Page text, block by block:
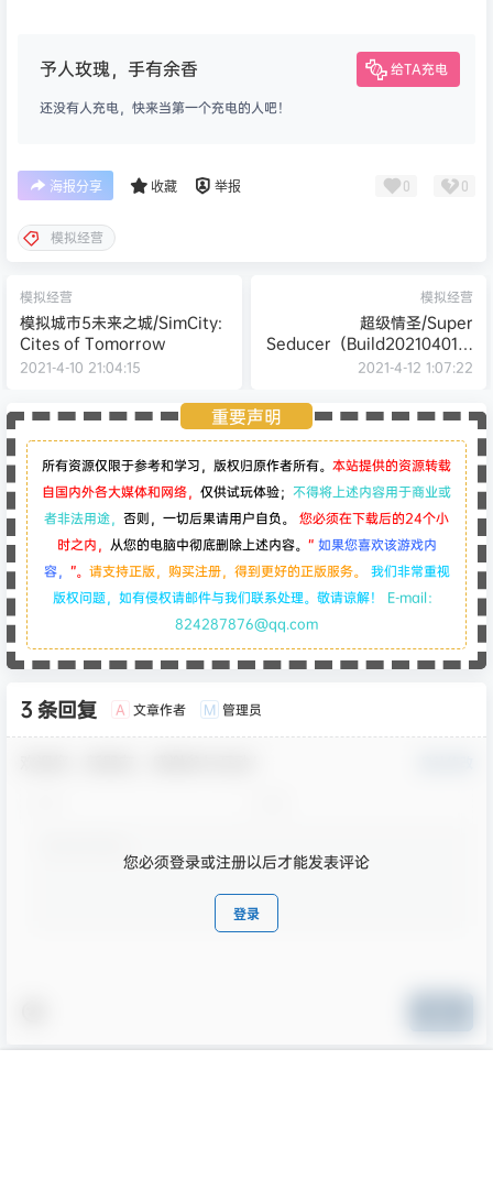
予人玫瑰，手有余香 给TA充电
还没有人充电，快来当第一个充电的人吧！
海报分享 收藏 举报 0 0
模拟经营
模拟经营
模拟城市5未来之城/SimCity:
Cites of Tomorrow
2021-4-10 21:04:15
模拟经营
超级情圣/Super
Seducer（Build20210401支
持者版）
2021-4-12 1:07:22
重要声明
所有资源仅限于参考和学习，版权归原作者所有。 本站提供的资源转载
自国内外各大媒体和网络， 仅供试玩体验； 不得将上述内容用于商业或
者非法用途， 否则，一切后果请用户自负。
您必须在下载后的24个小
时之内， 从您的电脑中彻底删除上述内容。 “如果您喜欢该游戏内
容， ”。 请支持正版，购买注册，得到更好的正版服务。 我们非常重视
版权问题，如有侵权请邮件与我们联系处理。敬请谅解！ E-mail：
824287876@qq.com
3 条回复 A 文章作者 M 管理员
您必须登录或注册以后才能发表评论
登录